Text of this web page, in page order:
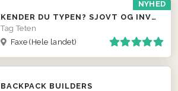
NYHED
KENDER DU TYPEN? SJOVT OG INVOLVERENDE INDSLAG
Tag Teten
Faxe(Hele landet)
BACKPACK BUILDERS